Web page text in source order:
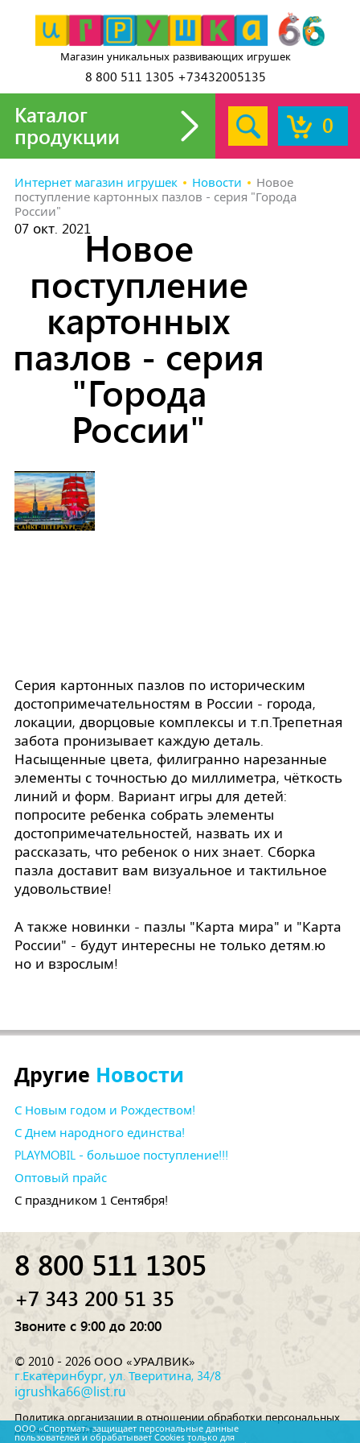
Магазин уникальных развивающих игрушек
8 800 511 1305 +73432005135
0
Каталог
продукции
Интернет магазин игрушек Новости
Новое
поступление картонных пазлов - серия "Города
России"
07 окт. 2021Новое
поступление
картонных
пазлов - серия
"Города
России"
Серия картонных пазлов по историческим
достопримечательностям в России - города,
локации, дворцовые комплексы и т.п.Трепетная
забота пронизывает каждую деталь.
Насыщенные цвета, филигранно нарезанные
элементы с точностью до миллиметра, чёткость
линий и форм. Вариант игры для детей:
попросите ребенка собрать элементы
достопримечательностей, назвать их и
рассказать, что ребенок о них знает. Сборка
пазла доставит вам визуальное и тактильное
удовольствие!
А также новинки - пазлы "Карта мира" и "Карта
России" - будут интересны не только детям.ю
но и взрослым!
Другие Новости
С Новым годом и Рождеством!
С Днем народного единства!
PLAYMOBIL - большое поступление!!!
Оптовый прайс
С праздником 1 Сентября!
8 800 511 1305
+7 343 200 51 35
Звоните с 9:00 до 20:00
© 2010 - 2026 ООО «УРАЛВИК»
г.Екатеринбург, ул. Тверитина, 34/8
igrushka66@list.ru
Политика организации в отношении обработки персональных
данных на сайте
ООО «Спортмат» защищает персональные данные
пользователей и обрабатывает Cookies только для